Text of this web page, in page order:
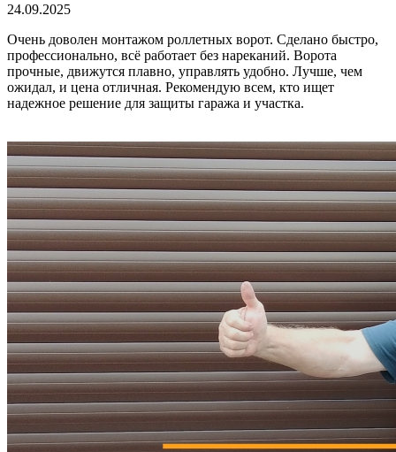
24.09.2025
Очень доволен монтажом роллетных ворот. Сделано быстро,
профессионально, всё работает без нареканий. Ворота
прочные, движутся плавно, управлять удобно. Лучше, чем
ожидал, и цена отличная. Рекомендую всем, кто ищет
надежное решение для защиты гаража и участка.